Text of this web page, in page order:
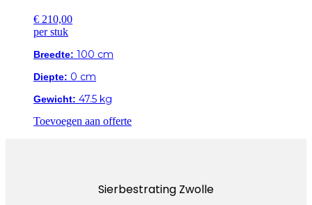
€ 210,00
per stuk
Breedte: 100 cm
Diepte: 0 cm
Gewicht: 47.5 kg
Toevoegen aan offerte
Sierbestrating Zwolle